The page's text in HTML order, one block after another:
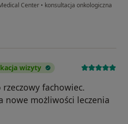
Center • konsultacja onkologiczna
wizyty
fachowiec.
nowe możliwości leczenia